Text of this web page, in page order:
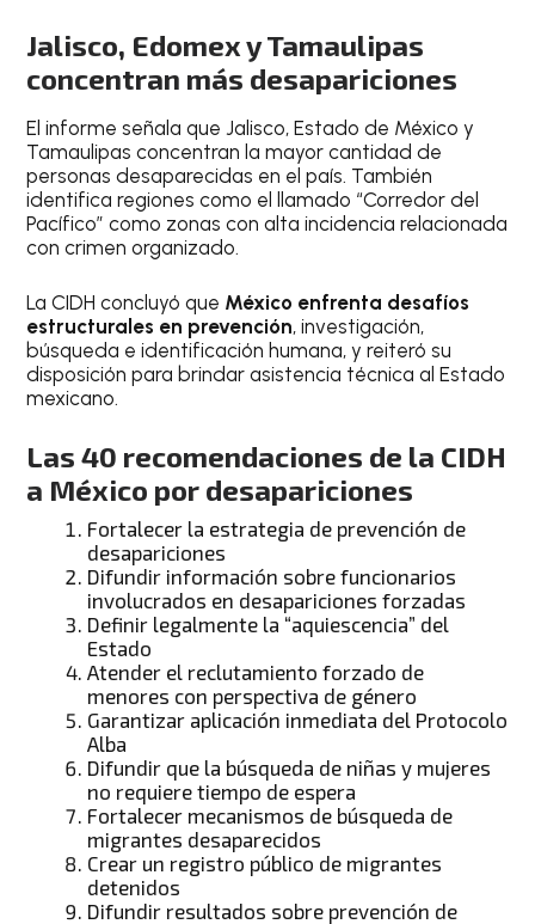
Jalisco, Edomex y Tamaulipas
concentran más desapariciones
El informe señala que Jalisco, Estado de México y
Tamaulipas concentran la mayor cantidad de
personas desaparecidas en el país. También
identifica regiones como el llamado “Corredor del
Pacífico” como zonas con alta incidencia relacionada
con crimen organizado.
La CIDH concluyó que México enfrenta desafíos
estructurales en prevención, investigación,
búsqueda e identificación humana, y reiteró su
disposición para brindar asistencia técnica al Estado
mexicano.
Las 40 recomendaciones de la CIDH
a México por desapariciones
Fortalecer la estrategia de prevención de
desapariciones
Difundir información sobre funcionarios
involucrados en desapariciones forzadas
Definir legalmente la “aquiescencia” del
Estado
Atender el reclutamiento forzado de
menores con perspectiva de género
Garantizar aplicación inmediata del Protocolo
Alba
Difundir que la búsqueda de niñas y mujeres
no requiere tiempo de espera
Fortalecer mecanismos de búsqueda de
migrantes desaparecidos
Crear un registro público de migrantes
detenidos
Difundir resultados sobre prevención de